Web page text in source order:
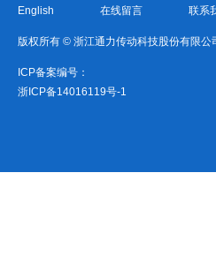
English 在线留言 联系
版权所有 © 浙江通力传动科技股份有限
ICP备案编号：
浙ICP备14016119号-1